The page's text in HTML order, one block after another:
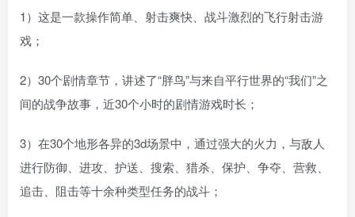
1）这是一款操作简单、射击爽快、战斗激烈的飞行射击游
戏；
2）30个剧情章节，讲述了“胖鸟”与来自平行世界的“我们”之
间的战争故事，近30个小时的剧情游戏时长；
3）在30个地形各异的3d场景中，通过强大的火力，与敌人
进行防御、进攻、护送、搜索、猎杀、保护、争夺、营救、
追击、阻击等十余种类型任务的战斗；